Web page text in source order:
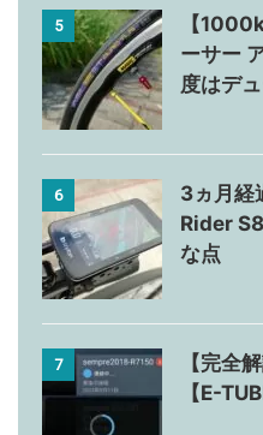
5
【
ーサー
度はデュ
6
3ヵ月経
Rider
な点
7
【完全
【E-